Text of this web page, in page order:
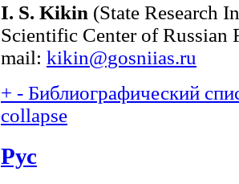
I. S. Kikin (State Research
Scientific Center of Russian
mail: kikin@gosniias.ru
+ - Библиографический
collapse
Рус